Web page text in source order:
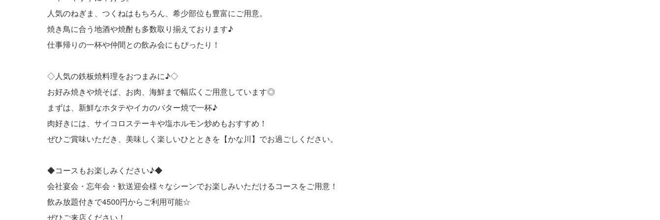
人気のねぎま、つくねはもちろん、希少部位も豊富にご用意。
焼き鳥に合う地酒や焼酎も多数取り揃えております♪
仕事帰りの一杯や仲間との飲み会にもぴったり！
◇人気の鉄板焼料理をおつまみに♪◇
お好み焼きや焼そば、お肉、海鮮まで幅広くご用意しています◎
まずは、新鮮なホタテやイカのバター焼で一杯♪
肉好きには、サイコロステーキや塩ホルモン炒めもおすすめ！
ぜひご賞味いただき、美味しく楽しいひとときを【かな川】でお過ごしください。
◆コースもお楽しみください♪◆
会社宴会・忘年会・歓送迎会様々なシーンでお楽しみいただけるコースをご用意！
飲み放題付きで4500円からご利用可能☆
ぜひご来店ください！